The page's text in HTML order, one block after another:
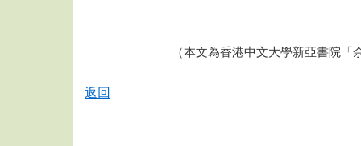
（本文為香港中文大學新亞書院
返回